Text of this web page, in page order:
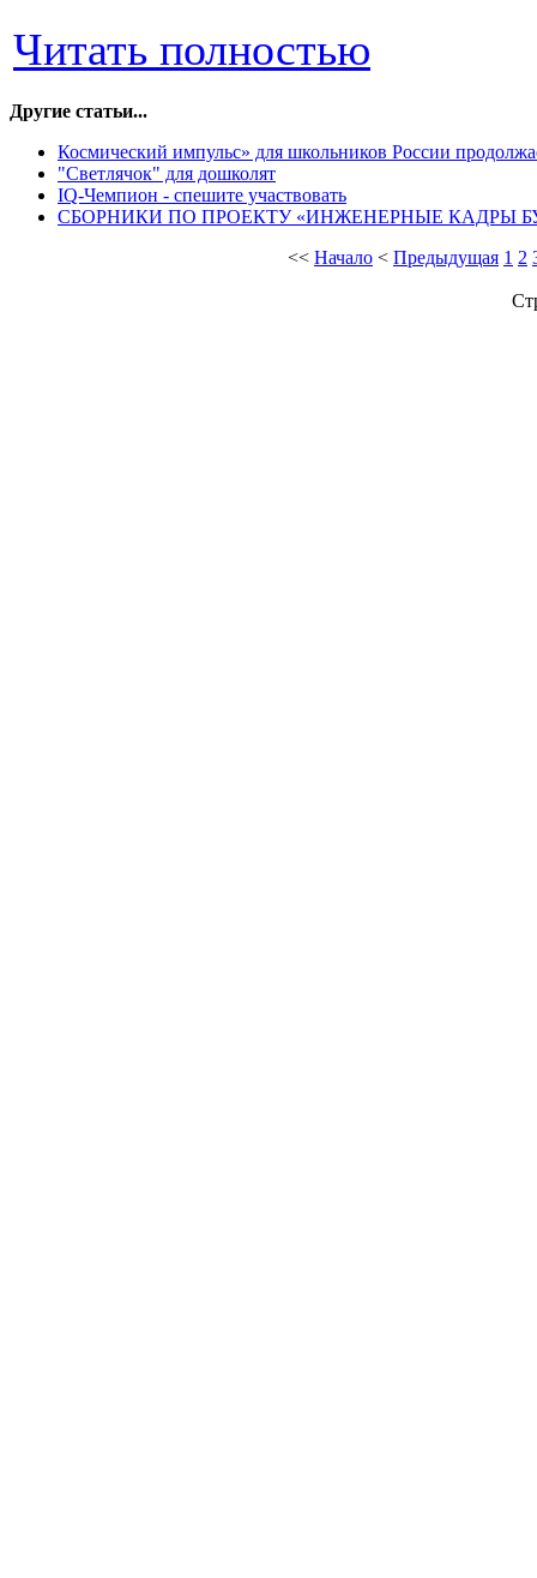
Читать полностью
Другие статьи...
Космический импульс» для школьников России
"Светлячок" для дошколят
IQ-Чемпион - спешите участвовать
СБОРНИКИ ПО ПРОЕКТУ «ИНЖЕНЕРНЫЕ КАДРЫ
<< Начало < Предыдущая 1 2